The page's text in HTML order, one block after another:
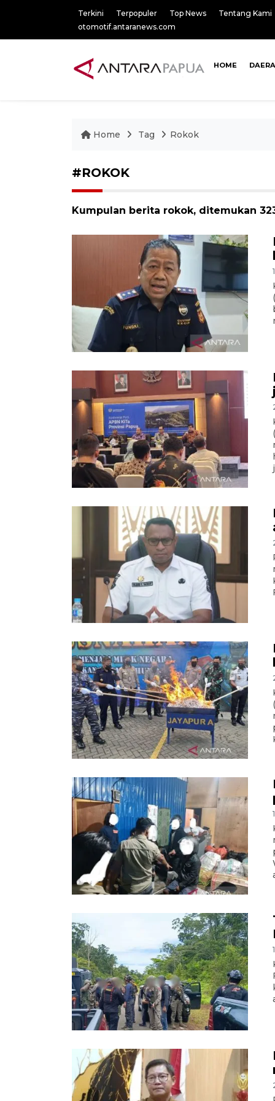
Terkini Terpopuler Top News
Tentang Kami
otomotif.antaranews.com
HOME
Home Tag Rokok
#ROKOK
Kumpulan berita rokok, ditemukan